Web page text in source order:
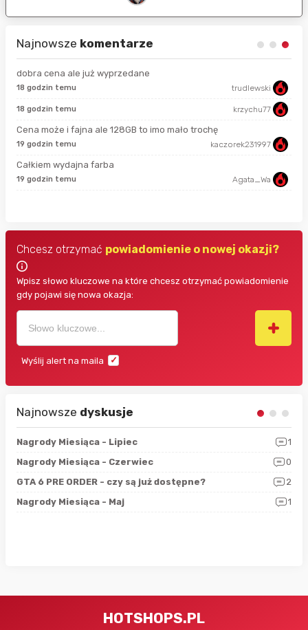
Najnowsze komentarze
dobra cena ale już wyprzedane
18 godzin temu trudlewski
18 godzin temu krzychu77
Cena może i fajna ale 128GB to imo mało trochę
19 godzin temu kaczorek231997
Całkiem wydajna farba
19 godzin temu Agata_Wa
Chcesz otrzymać powiadomienie o nowej okazji?
Wpisz słowo kluczowe na które chcesz otrzymać powiadomienie
gdy pojawi się nowa okazja:
Wyślij alert na maila
Najnowsze dyskusje
Nagrody Miesiąca - Lipiec
1
Nagrody Miesiąca - Czerwiec
0
GTA 6 PRE ORDER - czy są już dostępne?
2
Nagrody Miesiąca - Maj
1
HOTSHOPS.PL